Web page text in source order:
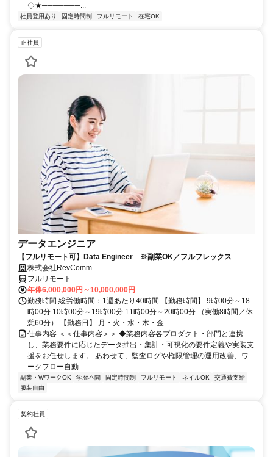
◇★───────...
社員登用あり 固定時間制 フルリモート 在宅OK
正社員
データエンジニア
【フルリモート可】Data Engineer ※副業OK／フルフレックス
株式会社RevComm
フルリモート
年俸6,000,000円～10,000,000円
勤務時間 総労働時間：1週あたり40時間 【勤務時間】 9時00分～18
時00分 10時00分～19時00分 11時00分～20時00分 （実働8時間／休
憩60分） 【勤務日】 月・火・水・木・金...
仕事内容 ＜＜仕事内容＞＞ ◆業務内容各プロダクト・部門と連携
し、業務要件に応じたデータ抽出・集計・可視化の要件定義や実装支
援をお任せします。 あわせて、監査ログや権限管理の運用改善、ワ
ークフロー自動...
副業・WワークOK 学歴不問 固定時間制 フルリモート ネイルOK
交通費支給
服装自由
契約社員